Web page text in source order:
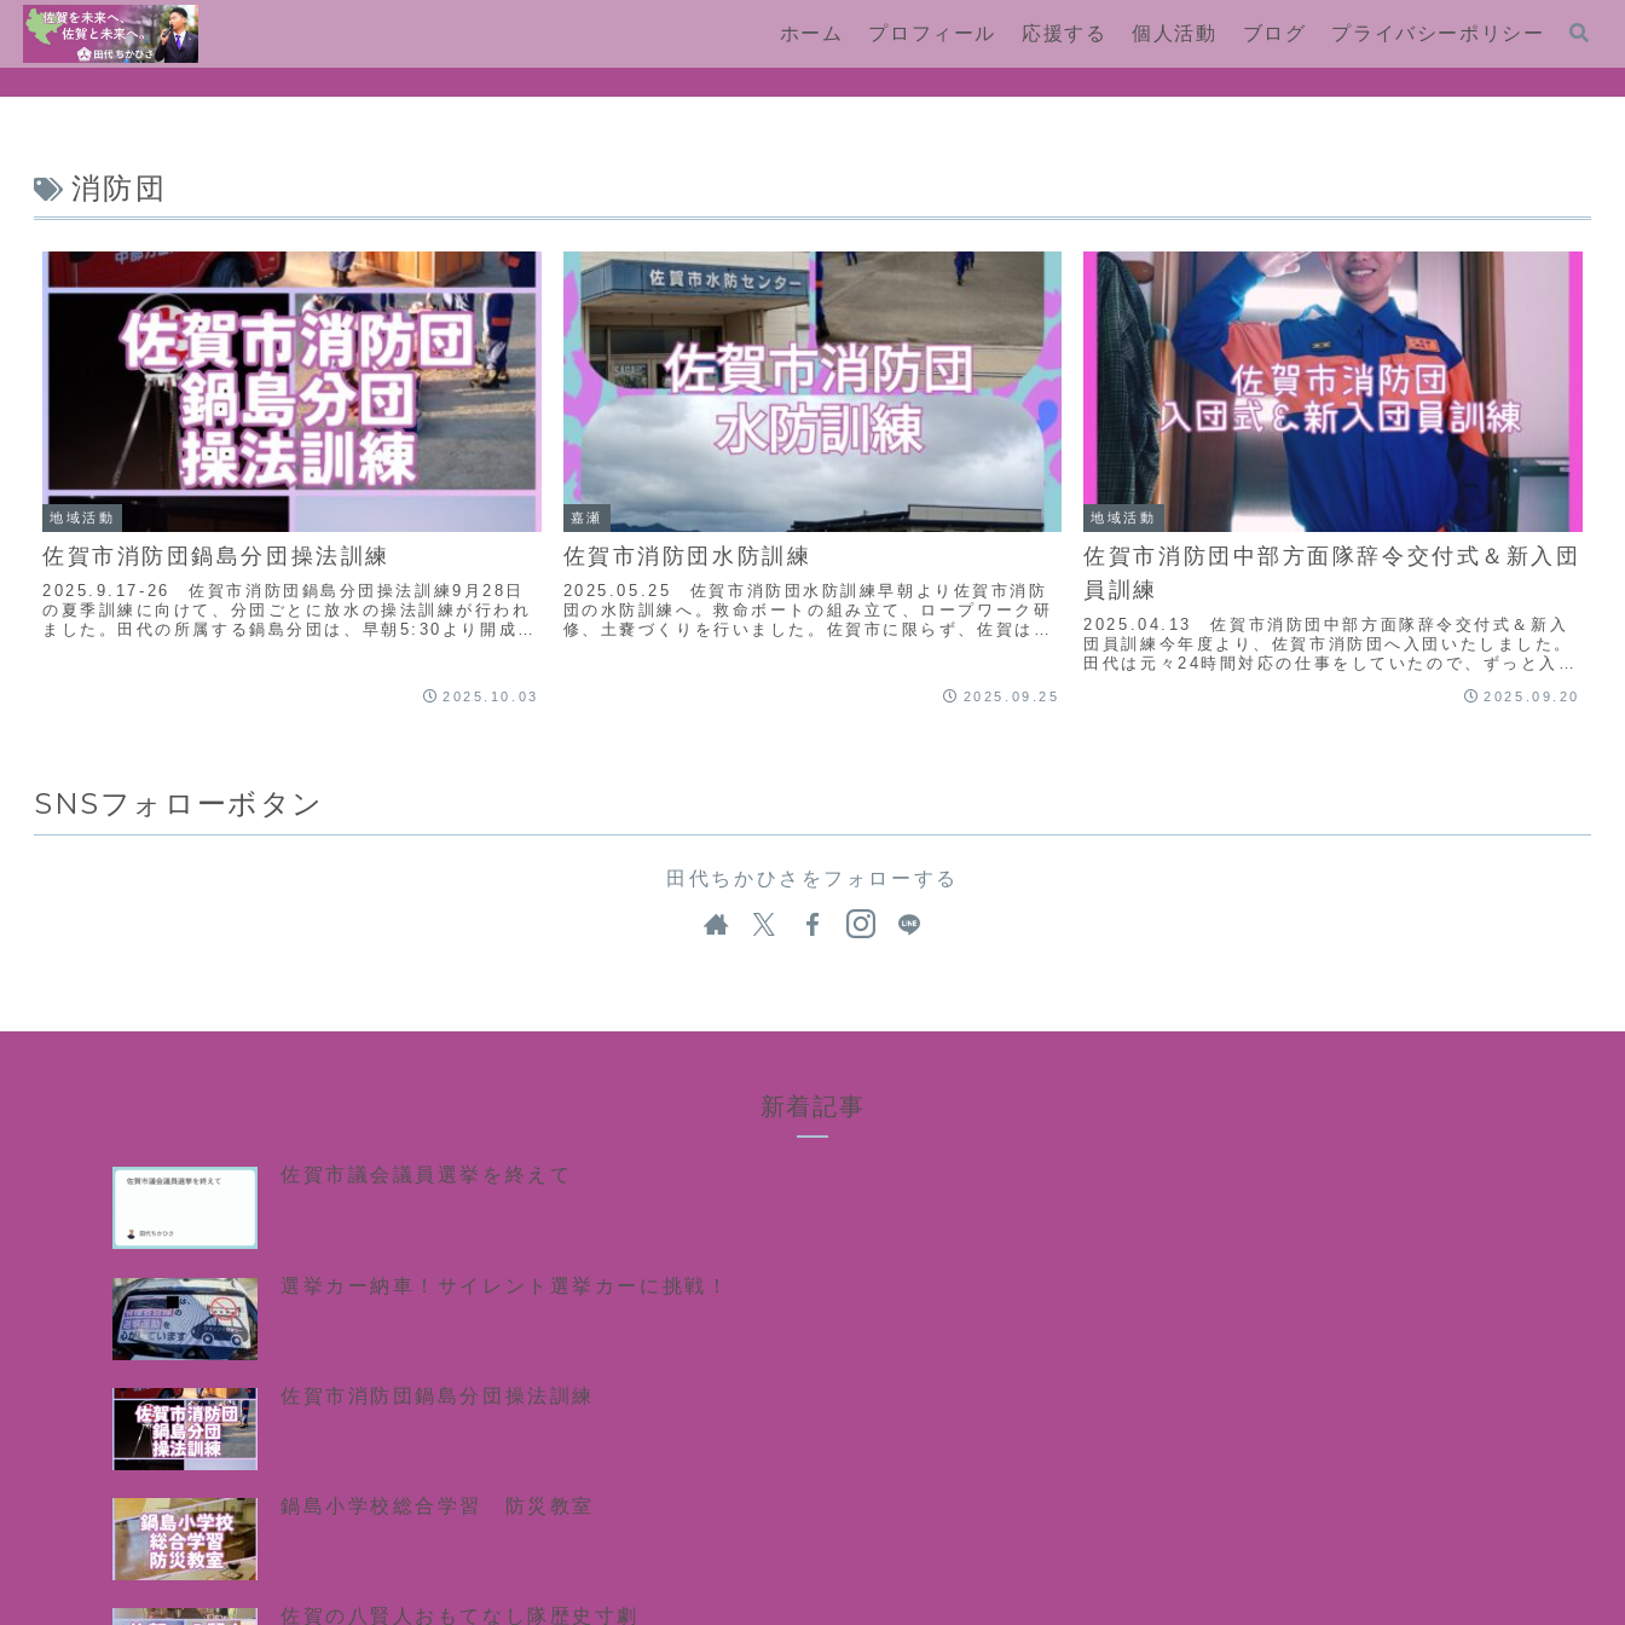
ホーム プロフィール 応援する 個人活動 ブログ プライバシーポリシー
消防団
地域活動
佐賀市消防団鍋島分団操法訓練
2025.9.17-26 佐賀市消防団鍋島分団操法訓練9月28日
の夏季訓練に向けて、分団ごとに放水の操法訓練が行われ
ました。田代の所属する鍋島分団は、早朝5:30より開成小
2025.10.03
嘉瀬
佐賀市消防団水防訓練
2025.05.25 佐賀市消防団水防訓練早朝より佐賀市消防
団の水防訓練へ。救命ボートの組み立て、ロープワーク研
修、土嚢づくりを行いました。佐賀市に限らず、佐賀は県
2025.09.25
地域活動
佐賀市消防団中部方面隊辞令交付式＆新入団
員訓練
2025.04.13 佐賀市消防団中部方面隊辞令交付式＆新入
団員訓練今年度より、佐賀市消防団へ入団いたしました。
田代は元々24時間対応の仕事をしていたので、ずっと入り
2025.09.20
SNSフォローボタン
田代ちかひさをフォローする
新着記事
佐賀市議会議員選挙を終えて
選挙カー納車！サイレント選挙カーに挑戦！
佐賀市消防団鍋島分団操法訓練
鍋島小学校総合学習 防災教室
佐賀の八賢人おもてなし隊歴史寸劇